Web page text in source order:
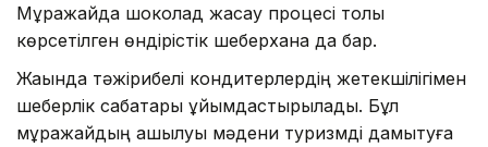
Мұражайда шоколад жасау процесі толық
көрсетілген өндірістік шеберхана да бар.
Жақында тәжірибелі кондитерлердің жетекшілігімен
шеберлік сабақтары ұйымдастырылады. Бұл
мұражайдың ашылуы мәдени туризмді дамытуға